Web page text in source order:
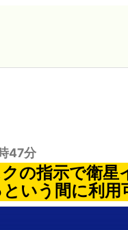
47分
の指示で衛
いう間に利用